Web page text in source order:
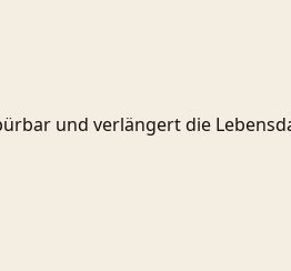
und verlängert die